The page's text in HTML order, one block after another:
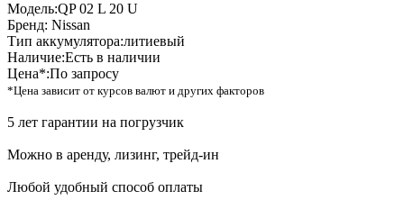
Модель:QP 02 L 20 U
Бренд: Nissan
Тип аккумулятора:литиевый
Наличие:Есть в наличии
Цена*:По запросу
*Цена зависит от курсов валют и других факторов
5 лет гарантии на погрузчик
Можно в аренду, лизинг, трейд-ин
Любой удобный способ оплаты